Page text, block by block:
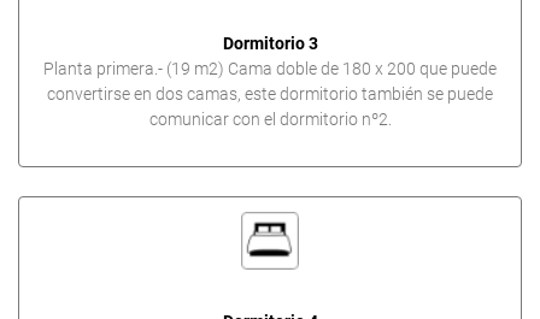
Dormitorio 3
Planta primera.- (19 m2) Cama doble de 180 x 200 que puede
convertirse en dos camas, este dormitorio también se puede
comunicar con el dormitorio nº2.